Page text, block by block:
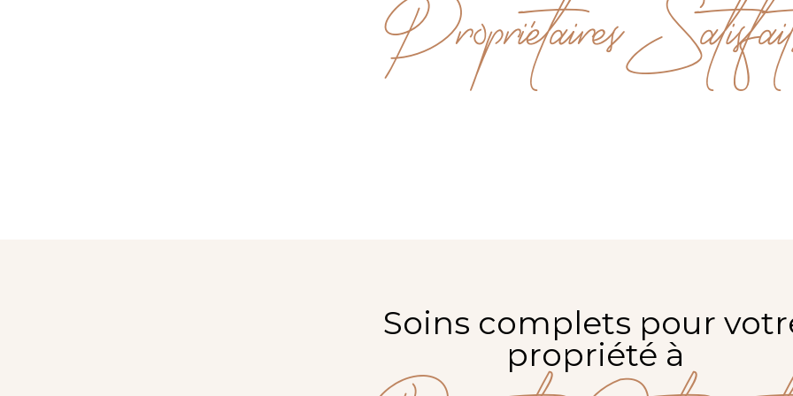
Propriétaires
Soins complets pour
propriété à